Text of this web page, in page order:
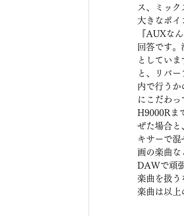
ス、ミッ
大きなポイ
『AUXな
回答です
としてい
と、リバ
内で行う
にこだわ
H9000Rま
ぜた場合と
キサーで
画の楽曲な
DAWで頑
楽曲を扱う
楽曲は以上